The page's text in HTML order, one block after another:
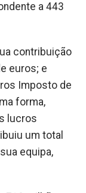
a 443
contribuição
euros; e
Imposto de
forma,
lucros
um total
equipa,